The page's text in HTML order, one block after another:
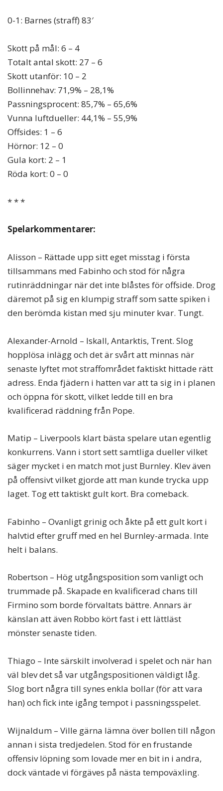
0-1: Barnes (straff) 83′
Skott på mål: 6 – 4
Totalt antal skott: 27 – 6
Skott utanför: 10 – 2
Bollinnehav: 71,9% – 28,1%
Passningsprocent: 85,7% – 65,6%
Vunna luftdueller: 44,1% – 55,9%
Offsides: 1 – 6
Hörnor: 12 – 0
Gula kort: 2 – 1
Röda kort: 0 – 0
* * *
Spelarkommentarer:
Alisson – Rättade upp sitt eget misstag i första
tillsammans med Fabinho och stod för några
rutinräddningar när det inte blåstes för offside. Drog
däremot på sig en klumpig straff som satte spiken i
den berömda kistan med sju minuter kvar. Tungt.
Alexander-Arnold – Iskall, Antarktis, Trent. Slog
hopplösa inlägg och det är svårt att minnas när
senaste lyftet mot straffområdet faktiskt hittade rätt
adress. Enda fjädern i hatten var att ta sig in i planen
och öppna för skott, vilket ledde till en bra
kvalificerad räddning från Pope.
Matip – Liverpools klart bästa spelare utan egentlig
konkurrens. Vann i stort sett samtliga dueller vilket
säger mycket i en match mot just Burnley. Klev även
på offensivt vilket gjorde att man kunde trycka upp
laget. Tog ett taktiskt gult kort. Bra comeback.
Fabinho – Ovanligt grinig och åkte på ett gult kort i
halvtid efter gruff med en hel Burnley-armada. Inte
helt i balans.
Robertson – Hög utgångsposition som vanligt och
trummade på. Skapade en kvalificerad chans till
Firmino som borde förvaltats bättre. Annars är
känslan att även Robbo kört fast i ett lättläst
mönster senaste tiden.
Thiago – Inte särskilt involverad i spelet och när han
väl blev det så var utgångspositionen väldigt låg.
Slog bort några till synes enkla bollar (för att vara
han) och fick inte igång tempot i passningsspelet.
Wijnaldum – Ville gärna lämna över bollen till någon
annan i sista tredjedelen. Stod för en frustande
offensiv löpning som lovade mer en bit in i andra,
dock väntade vi förgäves på nästa tempoväxling.